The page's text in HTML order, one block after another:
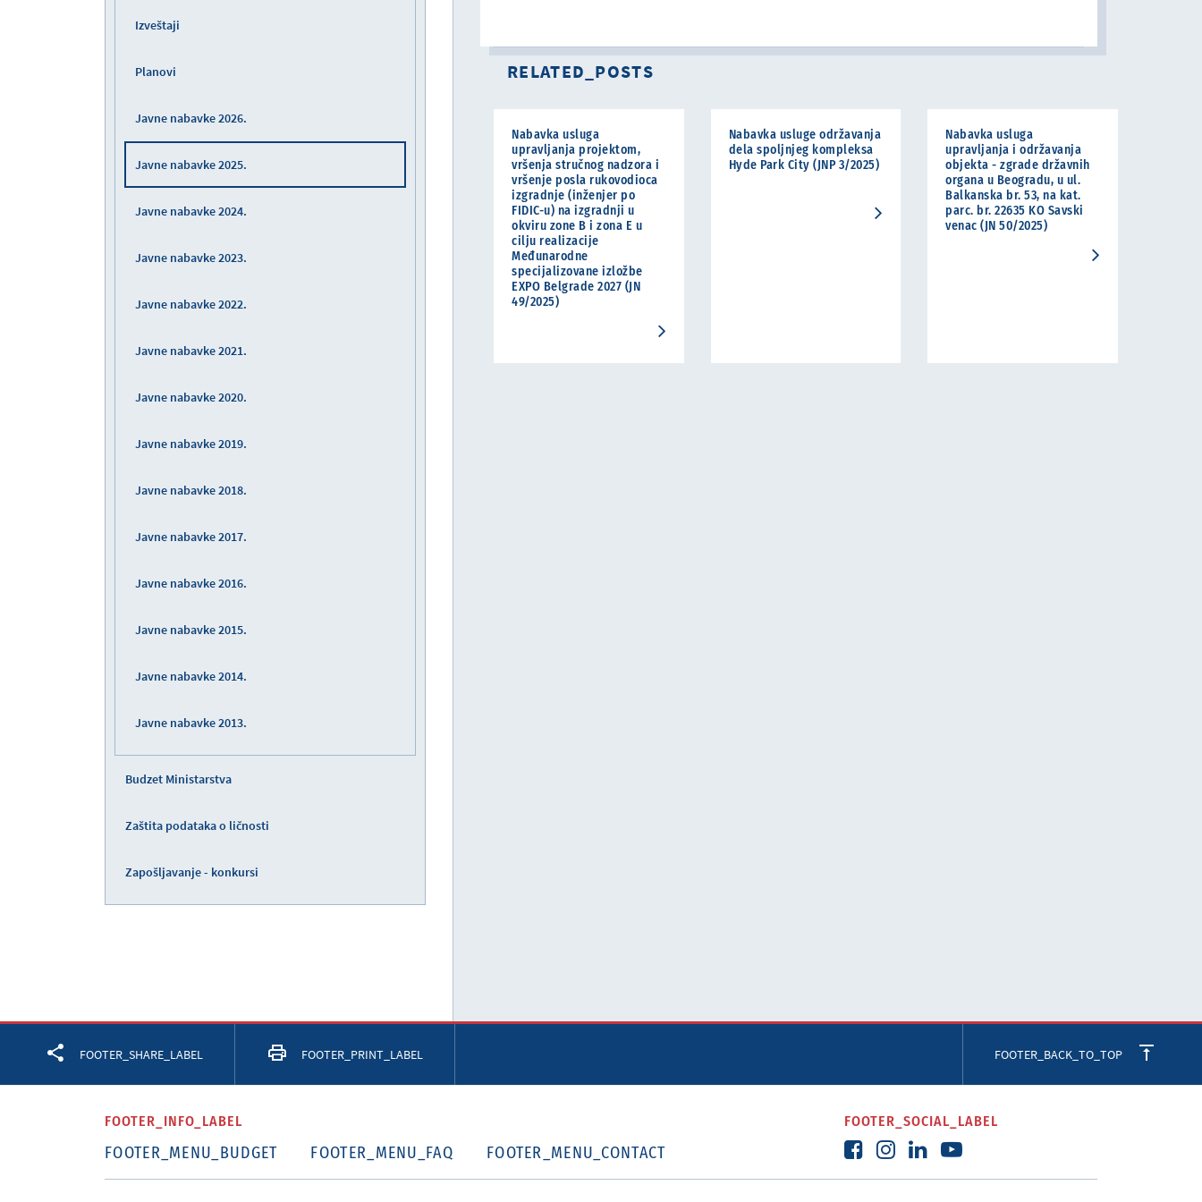
Izveštaji
Planovi
Javne nabavke 2026.
Javne nabavke 2025.
Javne nabavke 2024.
Javne nabavke 2023.
Javne nabavke 2022.
Javne nabavke 2021.
Javne nabavke 2020.
Javne nabavke 2019.
Javne nabavke 2018.
Javne nabavke 2017.
Javne nabavke 2016.
Javne nabavke 2015.
Javne nabavke 2014.
Javne nabavke 2013.
Budzet Ministarstva
Zaštita podataka o ličnosti
Zapošljavanje - konkursi
RELATED_POSTS
Nabavka usluga
upravljanja projektom,
vršenja stručnog nadzora i
vršenje posla rukovodioca
izgradnje (inženjer po
FIDIC-u) na izgradnji u
okviru zone B i zona E u
cilju realizacije
Međunarodne
specijalizovane izložbe
EXPO Belgrade 2027 (JN
49/2025)
Nabavka usluge održavanja
dela spoljnjeg kompleksa
Hyde Park City (JNP 3/2025)
Nabavka usluga
upravljanja i održavanja
objekta - zgrade državnih
organa u Beogradu, u ul.
Balkanska br. 53, na kat.
parc. br. 22635 KO Savski
venac (JN 50/2025)
FOOTER_SHARE_LABEL
Facebook Twitter LinkedIn
FOOTER_PRINT_LABEL FOOTER_BACK_TO_TOP
FOOTER_INFO_LABEL
FOOTER_MENU_BUDGET FOOTER_MENU_FAQ FOOTER_MENU_CONTACT
FOOTER_SOCIAL_LABEL